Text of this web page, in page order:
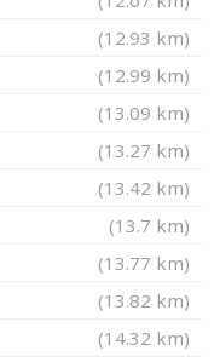
(12.93 km)
(12.99 km)
(13.09 km)
(13.27 km)
(13.42 km)
(13.7 km)
(13.77 km)
(13.82 km)
(14.32 km)